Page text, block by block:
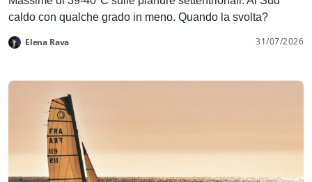
caldo con qualche grado in meno. Quando la svolta?
Elena Rava 31/07/2026